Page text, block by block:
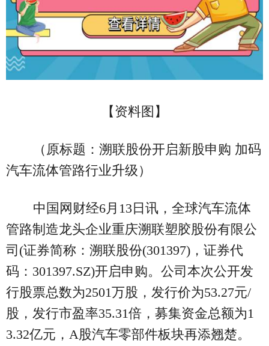
【资料图】
（原标题：溯联股份开启新股申购 加码
汽车流体管路行业升级）
中国网财经6月13日讯，全球汽车流体
管路制造龙头企业重庆溯联塑胶股份有限公
司(证券简称：溯联股份(301397)，证券代
码：301397.SZ)开启申购。公司本次公开发
行股票总数为2501万股，发行价为53.27元/
股，发行市盈率35.31倍，募集资金总额为1
3.32亿元，A股汽车零部件板块再添翘楚。